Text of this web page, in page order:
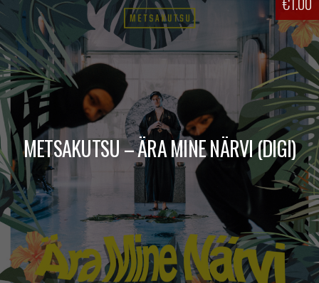
METSAKUTSU – ÄRA MINE NÄRVI (DIGI)